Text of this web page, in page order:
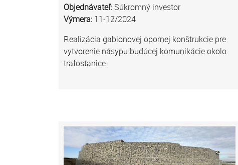
Objednávateľ: Súkromný investor
Výmera: 11-12/2024
Realizácia gabionovej opornej konštrukcie pre
vytvorenie násypu budúcej komunikácie okolo
trafostanice.